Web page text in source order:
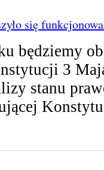
się
będziemy
3
stanu